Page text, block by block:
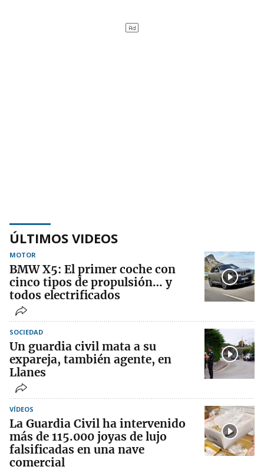
ÚLTIMOS VIDEOS
MOTOR
BMW X5: El primer coche con
cinco tipos de propulsión… y
todos electrificados
SOCIEDAD
Un guardia civil mata a su
expareja, también agente, en
Llanes
VÍDEOS
La Guardia Civil ha intervenido
más de 115.000 joyas de lujo
falsificadas en una nave
comercial